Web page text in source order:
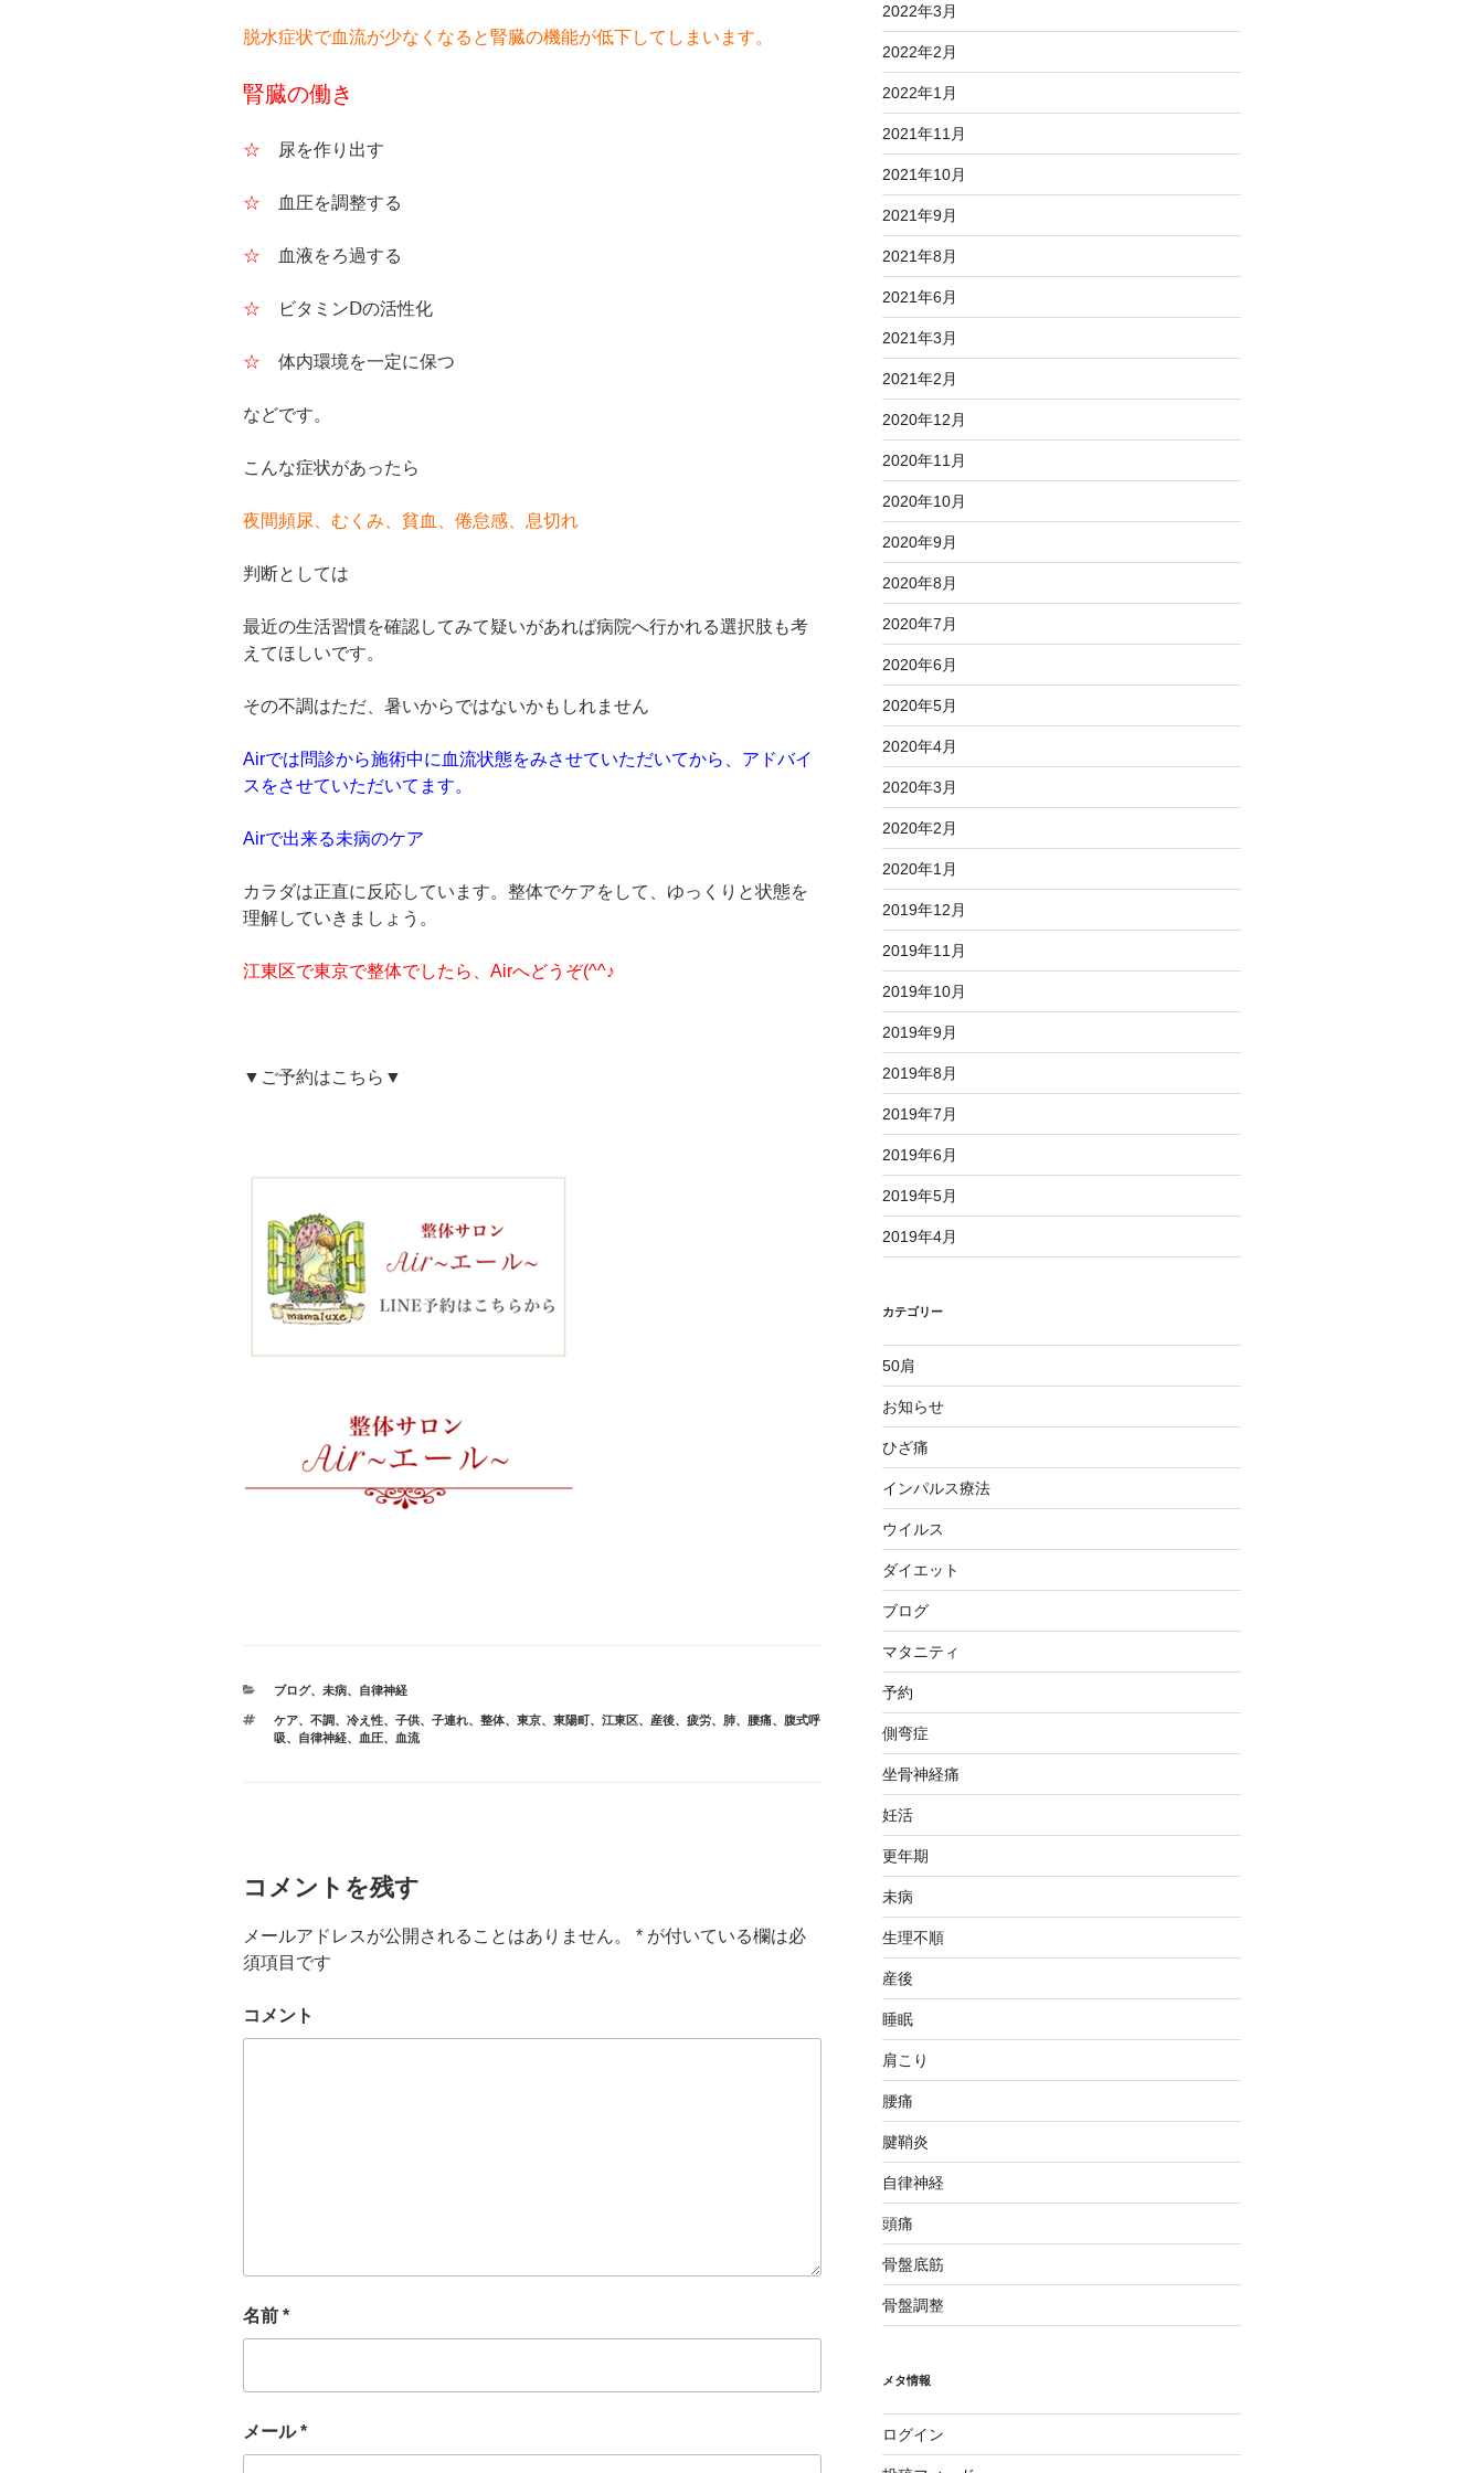
脱水症状で血流が少なくなると腎臓の機能が低下してしまいます。
腎臓の働き
☆ 尿を作り出す
☆ 血圧を調整する
☆ 血液をろ過する
☆ ビタミンⅮの活性化
☆ 体内環境を一定に保つ
などです。
こんな症状があったら
夜間頻尿、むくみ、貧血、倦怠感、息切れ
判断としては
最近の生活習慣を確認してみて疑いがあれば病院へ行かれる選択肢も考
えてほしいです。
その不調はただ、暑いからではないかもしれません
Airでは問診から施術中に血流状態をみさせていただいてから、アドバイ
スをさせていただいてます。
Airで出来る未病のケア
カラダは正直に反応しています。整体でケアをして、ゆっくりと状態を
理解していきましょう。
江東区で東京で整体でしたら、Airへどうぞ(^^♪
▼ご予約はこちら▼
カ
ゴ
リ
ブログ、 未病、 自律神経
タ
グ
ケア、 不調、 冷え性、 子供、 子連れ、 整体、 東京、 東陽町、 江東区、 産後、 疲労、 肺、 腰痛、
腹式呼
吸、 自律神経、 血圧、 血流
コメントを残す
メールアドレスが公開されることはありません。 * が付いている欄は必
須項目です
コメント
名前 *
メール*
2022年3月
2022年2月
2022年1月
2021年11月
2021年10月
2021年9月
2021年8月
2021年6月
2021年3月
2021年2月
2020年12月
2020年11月
2020年10月
2020年9月
2020年8月
2020年7月
2020年6月
2020年5月
2020年4月
2020年3月
2020年2月
2020年1月
2019年12月
2019年11月
2019年10月
2019年9月
2019年8月
2019年7月
2019年6月
2019年5月
2019年4月
カテゴリー
50肩
お知らせ
ひざ痛
インパルス療法
ウイルス
ダイエット
ブログ
マタニティ
予約
側弯症
坐骨神経痛
妊活
更年期
未病
生理不順
産後
睡眠
肩こり
腰痛
腱鞘炎
自律神経
頭痛
骨盤底筋
骨盤調整
メタ情報
ログイン